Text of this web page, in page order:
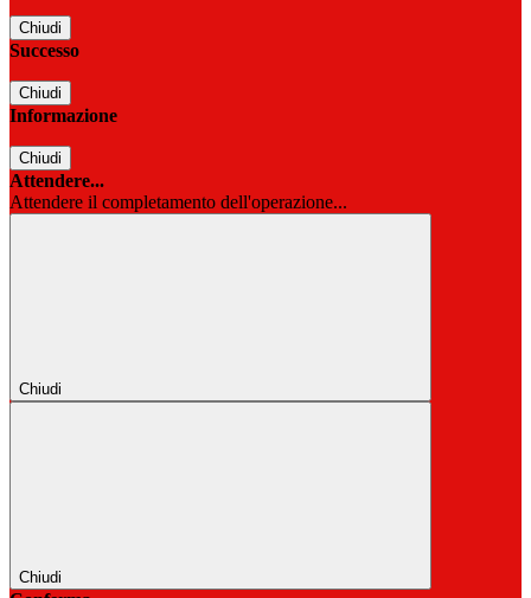
Chiudi
Successo
Chiudi
Informazione
Chiudi
Attendere...
Attendere il completamento dell'operazione...
Chiudi
Chiudi